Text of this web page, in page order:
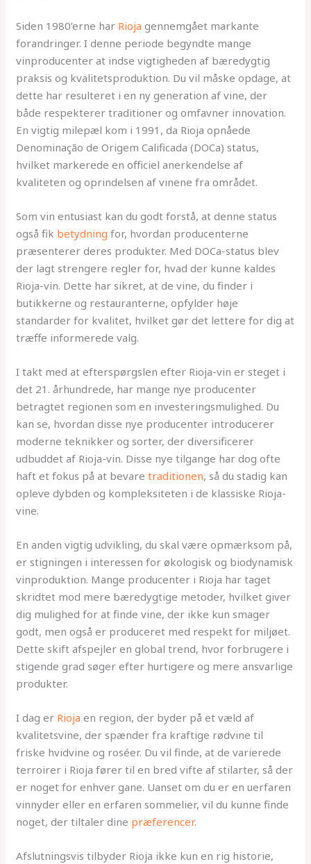
Siden 1980’erne har Rioja gennemgået markante
forandringer. I denne periode begyndte mange
vinproducenter at indse vigtigheden af bæredygtig
praksis og kvalitetsproduktion. Du vil måske opdage, at
dette har resulteret i en ny generation af vine, der
både respekterer traditioner og omfavner innovation.
En vigtig milepæl kom i 1991, da Rioja opnåede
Denominação de Origem Calificada (DOCa) status,
hvilket markerede en officiel anerkendelse af
kvaliteten og oprindelsen af vinene fra området.
Som vin entusiast kan du godt forstå, at denne status
også fik betydning for, hvordan producenterne
præsenterer deres produkter. Med DOCa-status blev
der lagt strengere regler for, hvad der kunne kaldes
Rioja-vin. Dette har sikret, at de vine, du finder i
butikkerne og restauranterne, opfylder høje
standarder for kvalitet, hvilket gør det lettere for dig at
træffe informerede valg.
I takt med at efterspørgslen efter Rioja-vin er steget i
det 21. århundrede, har mange nye producenter
betragtet regionen som en investeringsmulighed. Du
kan se, hvordan disse nye producenter introducerer
moderne teknikker og sorter, der diversificerer
udbuddet af Rioja-vin. Disse nye tilgange har dog ofte
haft et fokus på at bevaretraditionen, så du stadig kan
opleve dybden og kompleksiteten i de klassiske Rioja-
vine.
En anden vigtig udvikling, du skal være opmærksom på,
er stigningen i interessen for økologisk og biodynamisk
vinproduktion. Mange producenter i Rioja har taget
skridtet mod mere bæredygtige metoder, hvilket giver
dig mulighed for at finde vine, der ikke kun smager
godt, men også er produceret med respekt for miljøet.
Dette skift afspejler en global trend, hvor forbrugere i
stigende grad søger efter hurtigere og mere ansvarlige
produkter.
I dag er Rioja en region, der byder på et væld af
kvalitetsvine, der spænder fra kraftige rødvine til
friske hvidvine og roséer. Du vil finde, at de varierede
terroirer i Rioja fører til en bred vifte af stilarter, så der
er noget for enhver gane. Uanset om du er en uerfaren
vinnyder eller en erfaren sommelier, vil du kunne finde
noget, der tiltaler dine præferencer.
Afslutningsvis tilbyder Rioja ikke kun en rig historie,